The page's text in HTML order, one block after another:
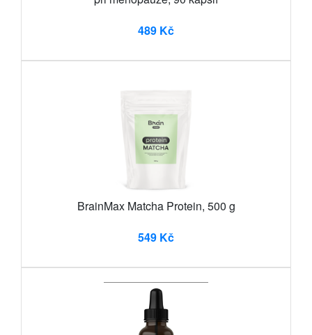
489 Kč
BrainMax Matcha Protein, 500 g
549 Kč